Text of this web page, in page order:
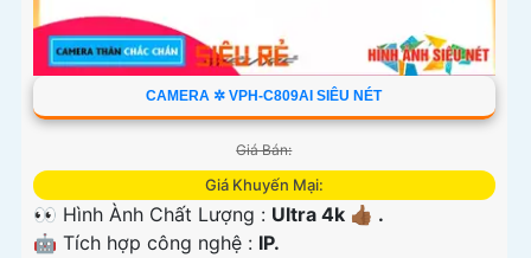
CAMERA ✲ VPH-C809AI SIÊU NÉT
Giá Bán:
Giá Khuyến Mại:
👀 Hình Ành Chất Lượng : Ultra 4k 👍🏾 .
🤖️ Tích hợp công nghệ : IP.